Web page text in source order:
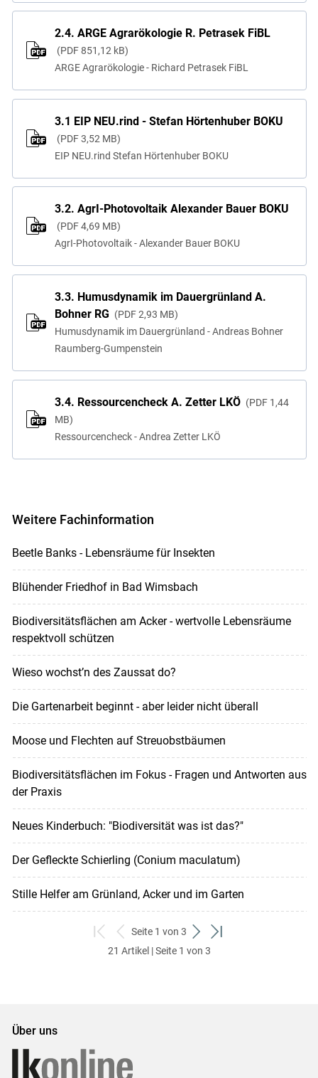
2.4. ARGE Agrarökologie R. Petrasek FiBL
PDF 851,12 kB
ARGE Agrarökologie - Richard Petrasek FiBL
3.1 EIP NEU.rind - Stefan Hörtenhuber BOKU
PDF 3,52 MB
EIP NEU.rind Stefan Hörtenhuber BOKU
3.2. AgrI-Photovoltaik Alexander Bauer BOKU
PDF 4,69 MB
AgrI-Photovoltaik - Alexander Bauer BOKU
3.3. Humusdynamik im Dauergrünland A.
Bohner RG
PDF 2,93 MB
Humusdynamik im Dauergrünland - Andreas Bohner
Raumberg-Gumpenstein
3.4. Ressourcencheck A. Zetter LKÖ PDF 1,44
MB
Ressourcencheck - Andrea Zetter LKÖ
Weitere Fachinformation
Beetle Banks - Lebensräume für Insekten
Blühender Friedhof in Bad Wimsbach
Biodiversitätsflächen am Acker - wertvolle Lebensräume
respektvoll schützen
Wieso wochst’n des Zaussat do?
Die Gartenarbeit beginnt - aber leider nicht überall
Moose und Flechten auf Streuobstbäumen
Biodiversitätsflächen im Fokus - Fragen und Antworten aus
der Praxis
Neues Kinderbuch: "Biodiversität was ist das?"
Der Gefleckte Schierling (Conium maculatum)
Stille Helfer am Grünland, Acker und im Garten
zum
ersten
zurück
zum
Seite 1 von 3
weiter
zum
zum
21 Artikel | Seite 1 von 3
Über uns